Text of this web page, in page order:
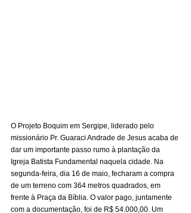
O Projeto Boquim em Sergipe, liderado pelo
missionário Pr. Guaraci Andrade de Jesus acaba de
dar um importante passo rumo à plantação da
Igreja Batista Fundamental naquela cidade. Na
segunda-feira, dia 16 de maio, fecharam a compra
de um terreno com 364 metros quadrados, em
frente à Praça da Bíblia. O valor pago, juntamente
com a documentação, foi de R$ 54.000,00. Um